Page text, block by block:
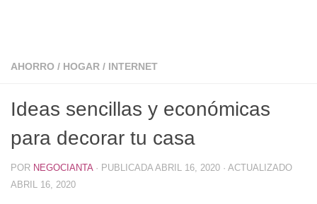
AHORRO / HOGAR / INTERNET
Ideas sencillas y económicas
para decorar tu casa
POR NEGOCIANTA · PUBLICADAABRIL 16, 2020 · ACTUALIZADO
ABRIL 16, 2020